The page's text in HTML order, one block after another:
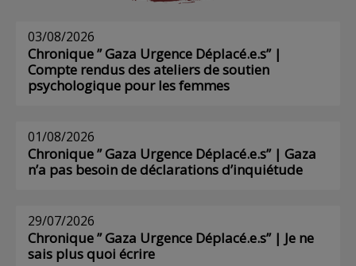
03/08/2026
Chronique ” Gaza Urgence Déplacé.e.s” |
Compte rendus des ateliers de soutien
psychologique pour les femmes
01/08/2026
Chronique ” Gaza Urgence Déplacé.e.s” | Gaza
n’a pas besoin de déclarations d’inquiétude
29/07/2026
Chronique ” Gaza Urgence Déplacé.e.s” | Je ne
sais plus quoi écrire